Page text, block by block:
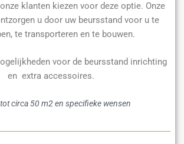
klanten kiezen voor deze optie. Onze
u door uw beursstand voor u te
te transporteren en te bouwen.
voor de beursstand inrichting
en extra accessoires.
circa 50 m2 en specifieke wensen